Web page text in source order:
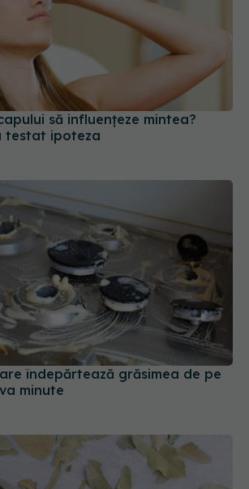
să influențeze mintea?
testat ipoteza
îndepărtează grăsimea de pe
minute